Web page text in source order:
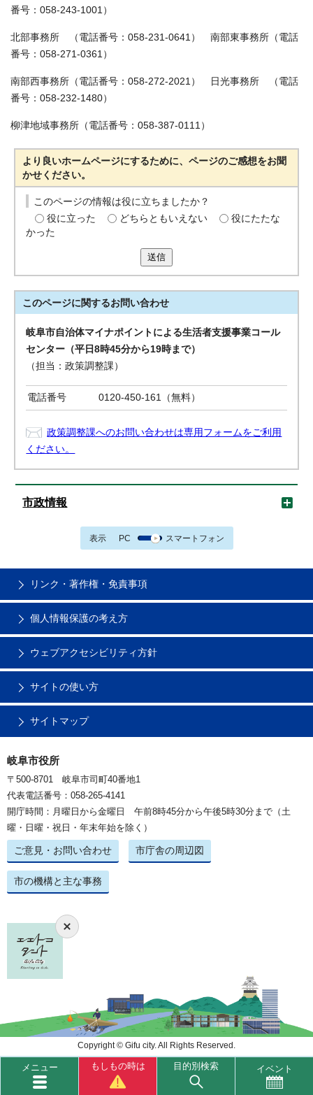
番号：058-243-1001）
北部事務所 （電話番号：058-231-0641） 南部東事務所（電話
番号：058-271-0361）
南部西事務所（電話番号：058-272-2021） 日光事務所 （電話
番号：058-232-1480）
柳津地域事務所（電話番号：058-387-0111）
より良いホームページにするために、ページのご感想をお聞
かせください。
このページの情報は役に立ちましたか？
役に立った
どちらともいえない
役にたたな
かった
送信
このページに関するお問い合わせ
岐阜市自治体マイナポイントによる生活者支援事業コール
センター（平日8時45分から19時まで）
（担当：政策調整課）
電話番号 0120-450-161（無料）
政策調整課へのお問い合わせは専用フォームをご利用
ください。
市政情報
表示 PC スマートフォン
メニュー もしもの時は 目的別検索 イベント
リンク・著作権・免責事項
個人情報保護の考え方
ウェブアクセシビリティ方針
サイトの使い方
サイトマップ
岐阜市役所
〒500-8701 岐阜市司町40番地1
代表電話番号：058-265-4141
開庁時間：月曜日から金曜日 午前8時45分から午後5時30分まで（土
曜・日曜・祝日・年末年始を除く）
ご意見・お問い合わせ 市庁舎の周辺図
市の機構と主な事務
Copyright © Gifu city. All Rights Reserved.